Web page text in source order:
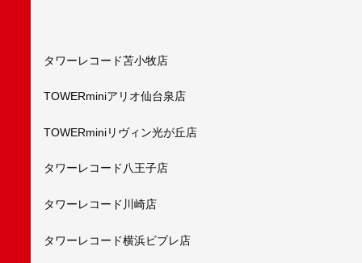
タワーレコード苫小牧店
TOWERminiアリオ仙台泉店
TOWERminiリヴィン光が丘店
タワーレコード八王子店
タワーレコード川崎店
タワーレコード横浜ビブレ店